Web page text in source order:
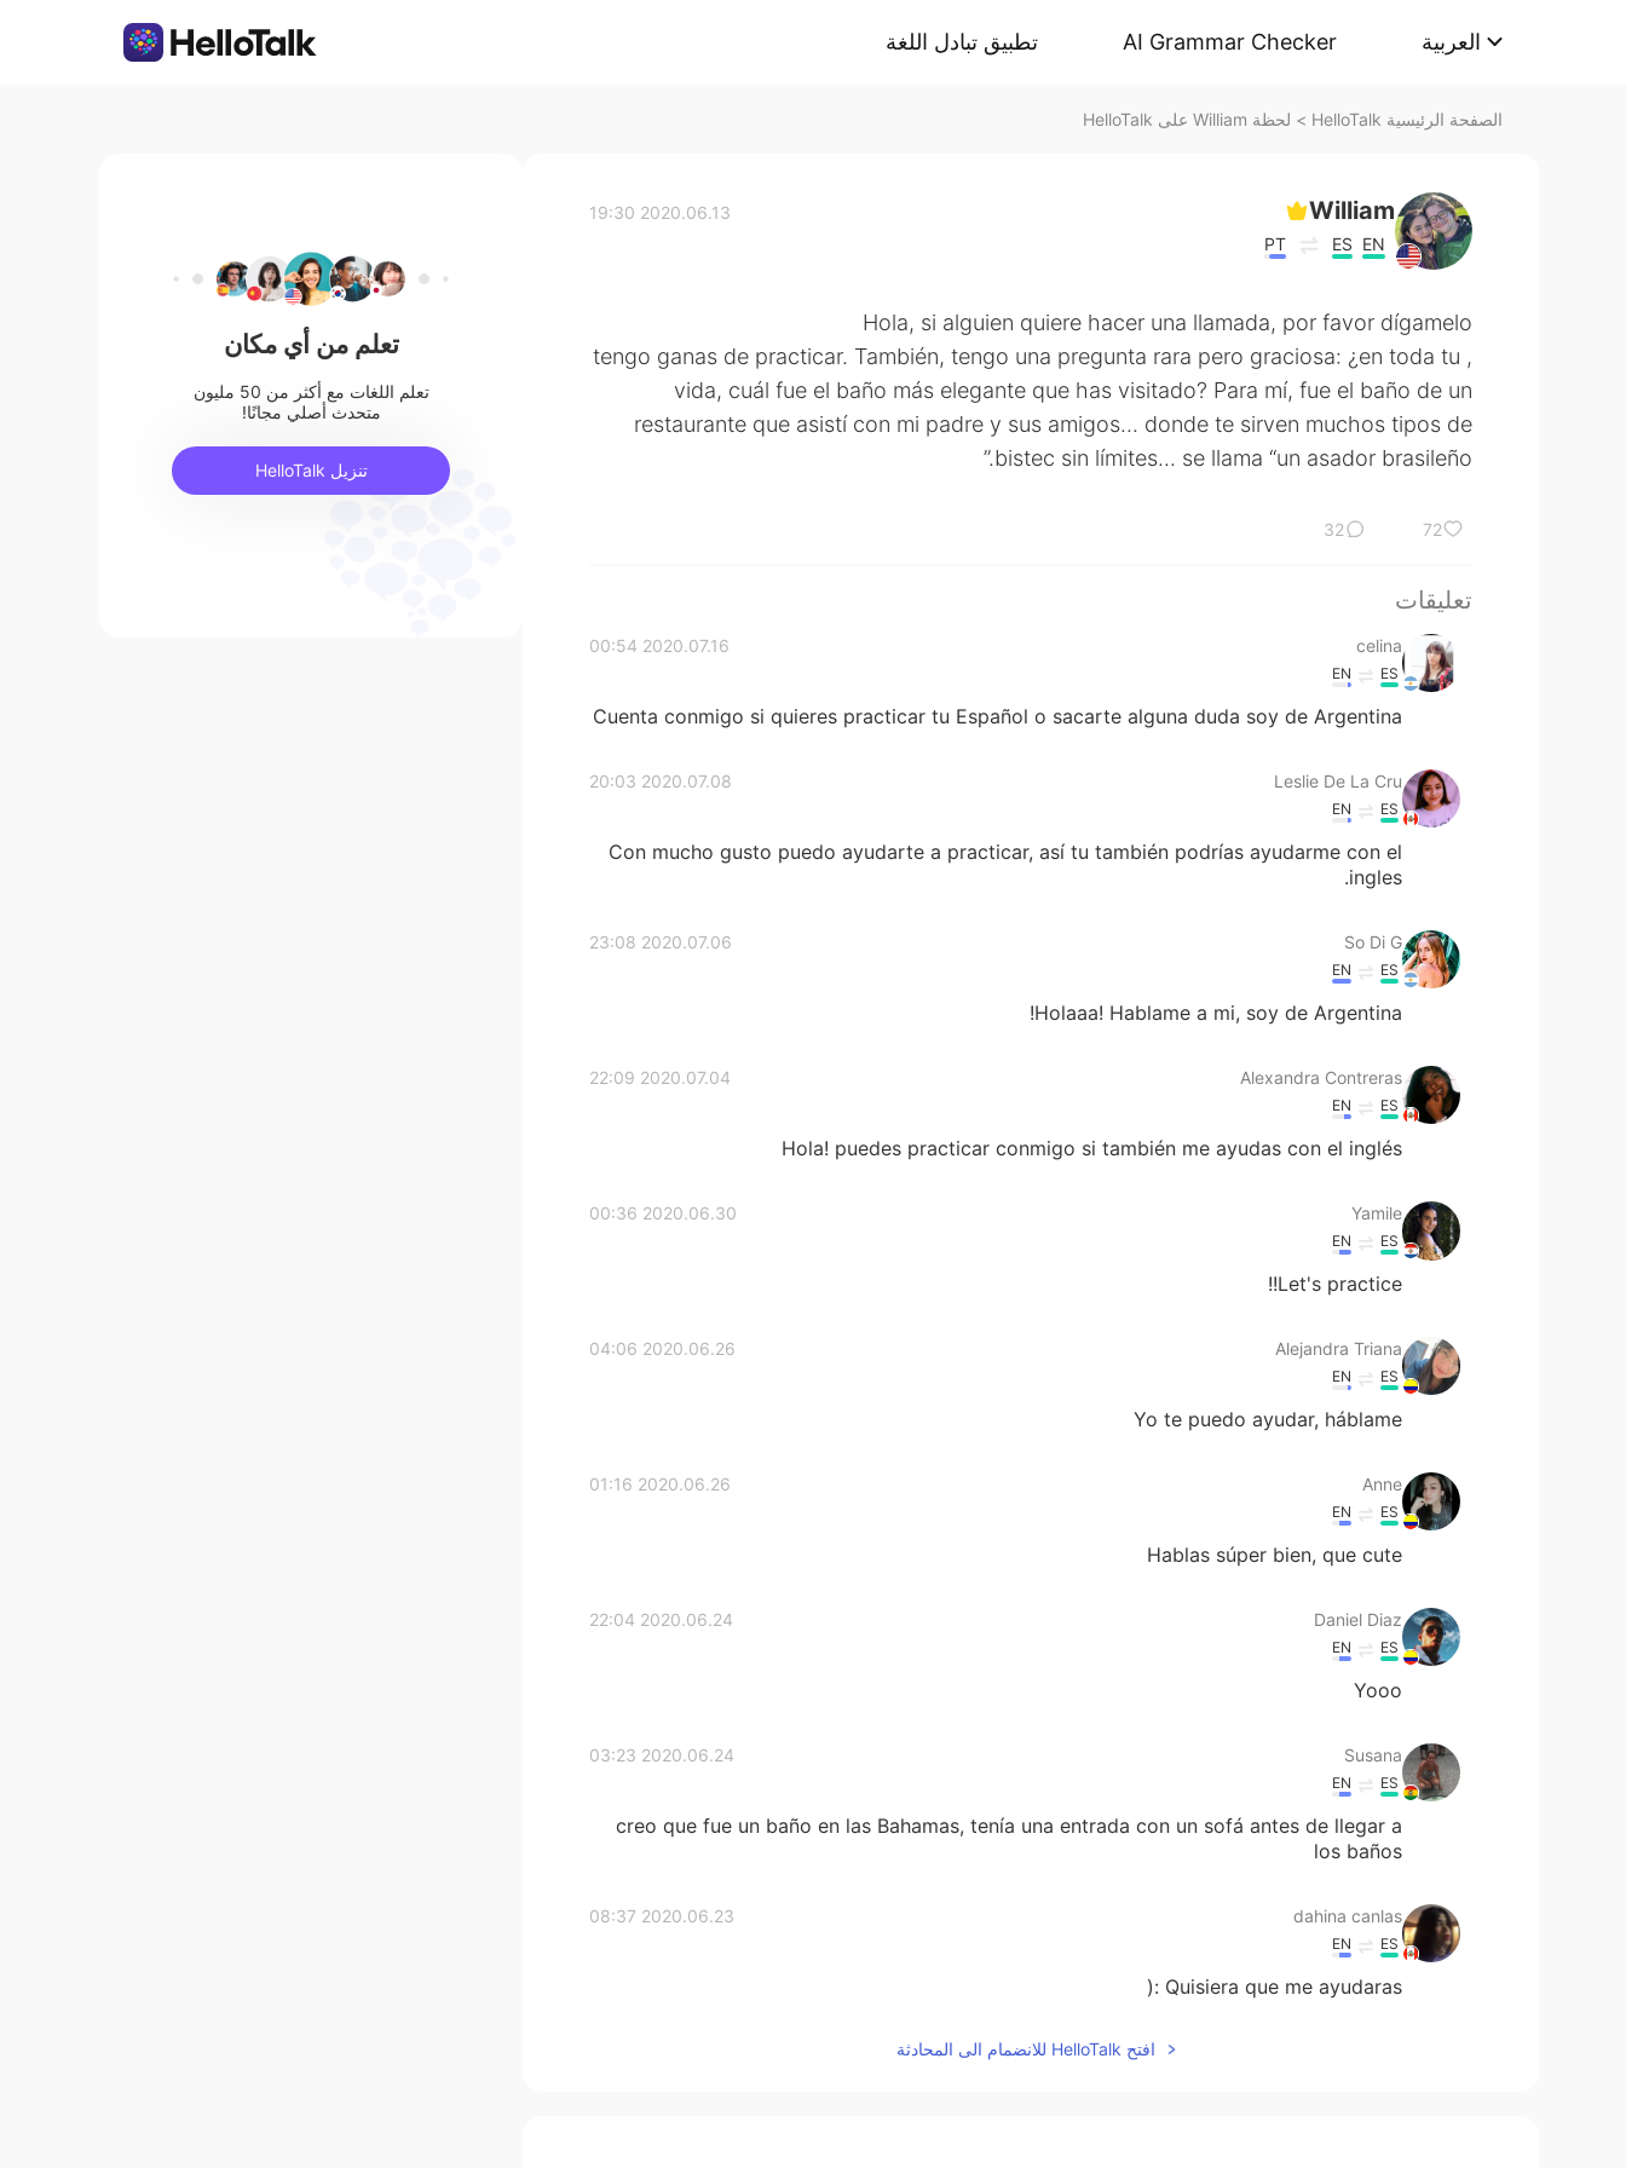
تطبيق تبادل اللغة AI Grammar Checker العربية
الصفحة الرئيسية HelloTalk > لحظة William على HelloTalk
William
EN
ES
PT
2020.06.13 19:30
Hola, si alguien quiere hacer una llamada, por favor dígamelo
, tengo ganas de practicar. También, tengo una pregunta rara pero graciosa: ¿en toda tu
vida, cuál fue el baño más elegante que has visitado? Para mí, fue el baño de un
restaurante que asistí con mi padre y sus amigos... donde te sirven muchos tipos de
bistec sin límites... se llama “un asador brasileño.”
72
32
تعليقات
celina
2020.07.16 00:54
ES
EN
Cuenta conmigo si quieres practicar tu Español o sacarte alguna duda soy de Argentina
Leslie De La Cru
2020.07.08 20:03
ES
EN
Con mucho gusto puedo ayudarte a practicar, así tu también podrías ayudarme con el
ingles.
So Di G
2020.07.06 23:08
ES
EN
Holaaa! Hablame a mi, soy de Argentina!
Alexandra Contreras
2020.07.04 22:09
ES
EN
Hola! puedes practicar conmigo si también me ayudas con el inglés
Yamile
2020.06.30 00:36
ES
EN
Let's practice!!
Alejandra Triana
2020.06.26 04:06
ES
EN
Yo te puedo ayudar, háblame
Anne
2020.06.26 01:16
ES
EN
Hablas súper bien, que cute
Daniel Diaz
2020.06.24 22:04
ES
EN
Yooo
Susana
2020.06.24 03:23
ES
EN
creo que fue un baño en las Bahamas, tenía una entrada con un sofá antes de llegar a
los baños
dahina canlas
2020.06.23 08:37
ES
EN
Quisiera que me ayudaras :(
افتح HelloTalk للانضمام الى المحادثة
تعلم من أي مكان
تعلم اللغات مع أكثر من 50 مليون
متحدث أصلي مجانًا!
تنزيل HelloTalk